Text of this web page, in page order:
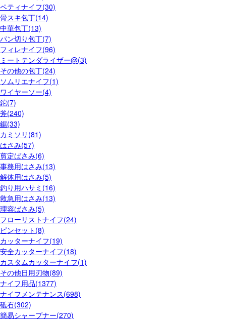
ペティナイフ(30)
骨スキ包丁(14)
中華包丁(13)
パン切り包丁(7)
フィレナイフ(96)
ミートテンダライザー@(3)
その他の包丁(24)
ソムリエナイフ(1)
ワイヤーソー(4)
鉈(7)
斧(240)
鋸(33)
カミソリ(81)
はさみ(57)
剪定ばさみ(6)
事務用はさみ(13)
解体用はさみ(5)
釣り用ハサミ(16)
救急用はさみ(13)
理容ばさみ(5)
フローリストナイフ(24)
ピンセット(8)
カッターナイフ(19)
安全カッターナイフ(18)
カスタムカッターナイフ(1)
その他日用刃物(89)
ナイフ用品(1377)
ナイフメンテナンス(698)
砥石(302)
簡易シャープナー(270)